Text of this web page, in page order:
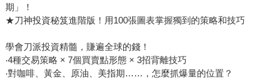
期」！
★刀神投資秘笈進階版！用100張圖表掌握獨到的策略和技巧
學會刀派投資精髓，賺遍全球的錢！
‧4種交易策略 × 7個買賣點形態 × 3招背離技巧
‧對咖啡、黃金、原油、美指期……，怎麼抓爆量的位置？